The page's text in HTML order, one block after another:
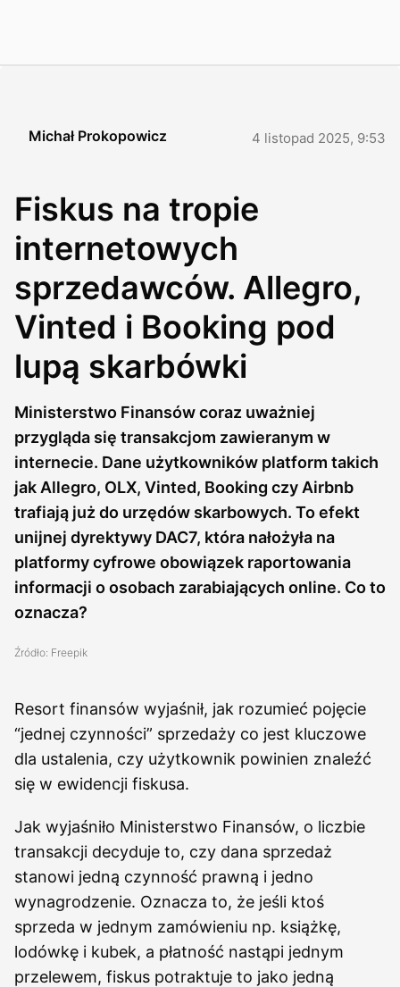
Michał Prokopowicz 4 listopad 2025, 9:53
Fiskus na tropie
internetowych
sprzedawców. Allegro,
Vinted i Booking pod
lupą skarbówki
Ministerstwo Finansów coraz uważniej
przygląda się transakcjom zawieranym w
internecie. Dane użytkowników platform takich
jak Allegro, OLX, Vinted, Booking czy Airbnb
trafiają już do urzędów skarbowych. To efekt
unijnej dyrektywy DAC7, która nałożyła na
platformy cyfrowe obowiązek raportowania
informacji o osobach zarabiających online. Co to
oznacza?
Źródło: Freepik
Resort finansów wyjaśnił, jak rozumieć pojęcie
“jednej czynności” sprzedaży co jest kluczowe
dla ustalenia, czy użytkownik powinien znaleźć
się w ewidencji fiskusa.
Jak wyjaśniło Ministerstwo Finansów, o liczbie
transakcji decyduje to, czy dana sprzedaż
stanowi jedną czynność prawną i jedno
wynagrodzenie. Oznacza to, że jeśli ktoś
sprzeda w jednym zamówieniu np. książkę,
lodówkę i kubek, a płatność nastąpi jednym
przelewem, fiskus potraktuje to jako jedną